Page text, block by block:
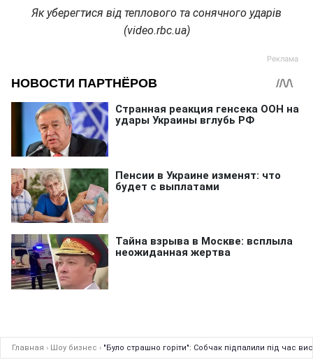
Як уберегтися від теплового та сонячного ударів
(video.rbc.ua)
Главная › Шоу бизнес › "Було страшно горіти": Собчак підпалили під час